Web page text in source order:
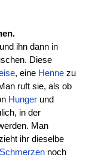
ihn dann in
Diese
, eine Hennezu
ruft sie, als ob
Hungerund
in der
Man
ihr dieselbe
Schmerzennoch